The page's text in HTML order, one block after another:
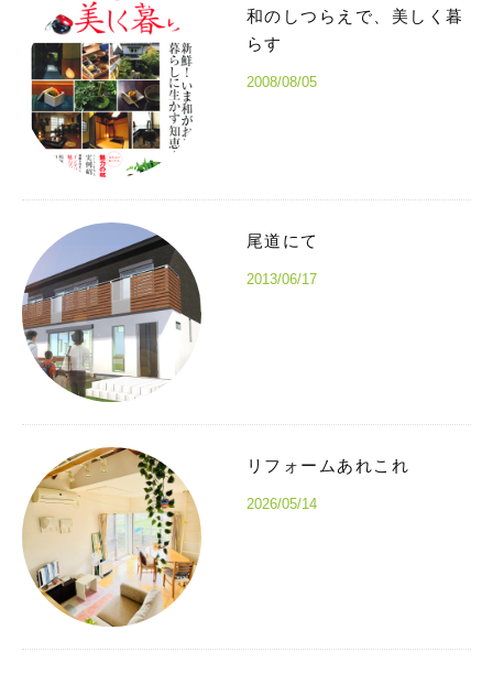
和のしつらえで、美しく暮
らす
2008/08/05
尾道にて
2013/06/17
リフォームあれこれ
2026/05/14